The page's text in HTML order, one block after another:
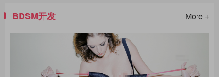
BDSM开发 More +